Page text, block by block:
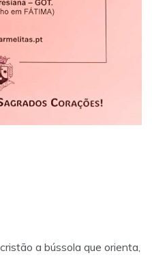
a bússola que orienta,